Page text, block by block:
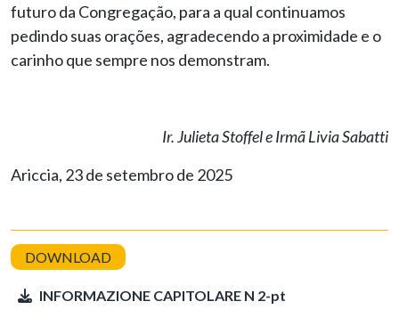
futuro da Congregação, para a qual continuamos
pedindo suas orações, agradecendo a proximidade e o
carinho que sempre nos demonstram.
Ir. Julieta Stoffel e Irmã Livia Sabatti
Ariccia, 23 de setembro de 2025
INFORMAZIONE CAPITOLARE N 2-pt